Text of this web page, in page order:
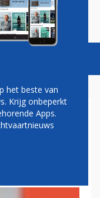
Vacatures
ZIET
het beste van
Krijg onbeperkt
Apps.